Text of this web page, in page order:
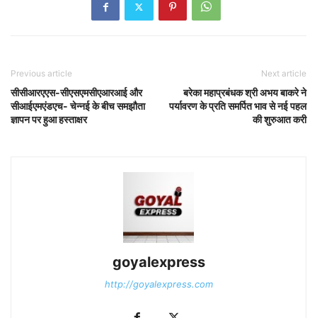
Previous article
सीसीआरएएस-सीएसएमसीएआरआई और
सीआईएमएंडएच- चेन्नई के बीच समझौता
ज्ञापन पर हुआ हस्ताक्षर
Next article
बरेका महाप्रबंधक श्री अभय बाकरे ने
पर्यावरण के प्रति समर्पित भाव से नई पहल
की शुरुआत करी
goyalexpress
http://goyalexpress.com